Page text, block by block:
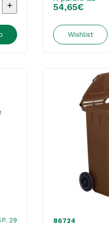
54,65€
Wishlist
29 86724